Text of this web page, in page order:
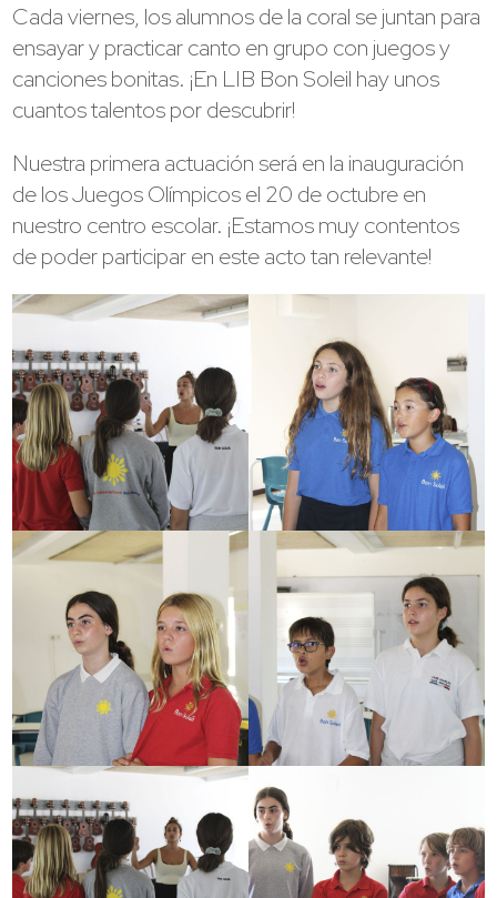
Cada viernes, los alumnos de la coral se juntan para
ensayar y practicar canto en grupo con juegos y
canciones bonitas. ¡En LIB Bon Soleil hay unos
cuantos talentos por descubrir!
Nuestra primera actuación será en la inauguración
de los Juegos Olímpicos el 20 de octubre en
nuestro centro escolar. ¡Estamos muy contentos
de poder participar en este acto tan relevante!